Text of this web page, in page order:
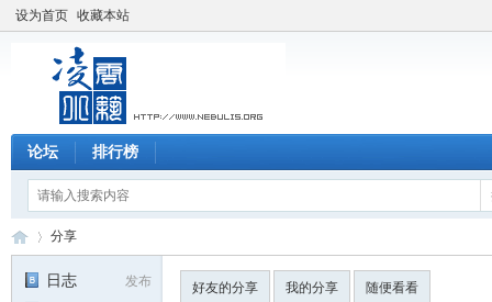
设为首页 收藏本站
论坛 排行榜
分享
发布
日志 好友的分享 我的分享 随便看看